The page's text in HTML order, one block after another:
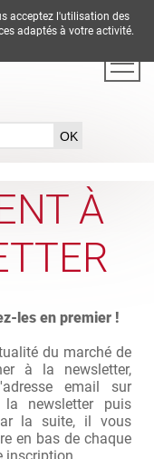
DE EN ES FR IT
À
les en premier !
du marché de
à la newsletter,
email sur
la newsletter puis
la suite, il vous
en bas de chaque
acceptez l'utilisation des
adaptés à votre activité.